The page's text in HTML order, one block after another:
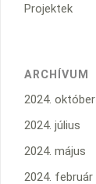
Projektek
ARCHÍVUM
2024. október
2024. július
2024. május
2024. február